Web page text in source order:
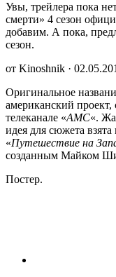
Увы, трейлера пока
смерти» 4 сезон
добавим. А пока,
сезон.
от Kinoshnik ·
Оригинальное
американский проект,
телеканале «AMC«.
идея для сюжета
«Путешествие на
созданным Майком
Постер.